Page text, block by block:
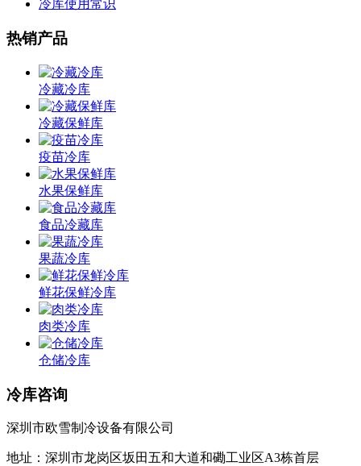
冷库使用常识
热销产品
冷藏冷库
冷藏保鲜库
疫苗冷库
水果保鲜库
食品冷藏库
果蔬冷库
鲜花保鲜冷库
肉类冷库
仓储冷库
冷库咨询
深圳市欧雪制冷设备有限公司
地址：深圳市龙岗区坂田五和大道和磡工业区A3栋首层